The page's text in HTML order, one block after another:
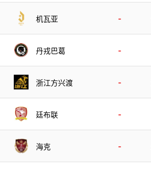
机瓦亚 -
丹戎巴葛 -
浙江方兴渡 -
廷布联 -
海克 -